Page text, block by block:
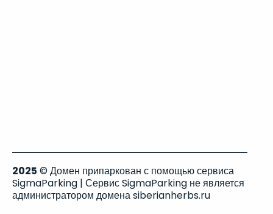
2025 © Домен припаркован с помощью сервиса
SigmaParking | Сервис SigmaParking не является
администратором домена siberianherbs.ru